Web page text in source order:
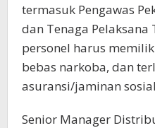
termasuk Pengawas
dan Tenaga
personel harus
bebas narkoba, dan
asuransi/jaminan
Senior Manager